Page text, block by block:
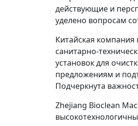
действующие и
уделено вопросам
Китайская компания
санитарно-
установок для
предложениям и
Подчеркнута
Zhejiang Bioclean